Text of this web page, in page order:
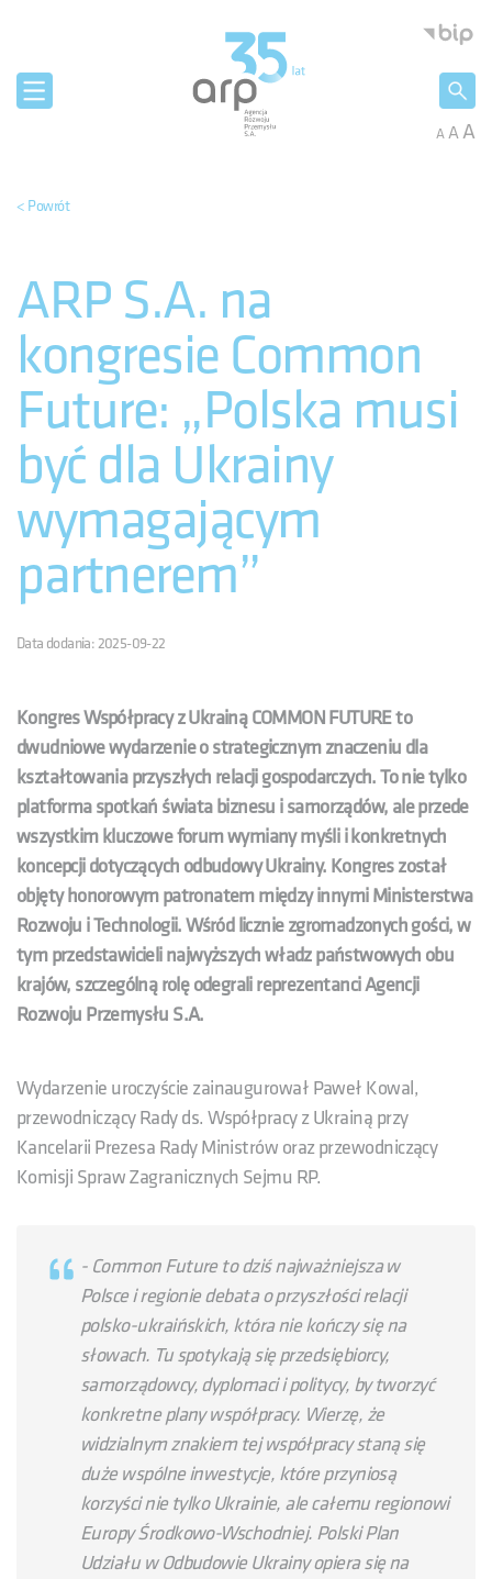
AAA
< Powrót
ARP S.A. na
kongresie Common
Future: „Polska musi
być dla Ukrainy
wymagającym
partnerem”
Data dodania: 2025-09-22
Kongres Współpracy z Ukrainą COMMON FUTURE to
dwudniowe wydarzenie o strategicznym znaczeniu dla
kształtowania przyszłych relacji gospodarczych. To nie tylko
platforma spotkań świata biznesu i samorządów, ale przede
wszystkim kluczowe forum wymiany myśli i konkretnych
koncepcji dotyczących odbudowy Ukrainy. Kongres został
objęty honorowym patronatem między innymi Ministerstwa
Rozwoju i Technologii. Wśród licznie zgromadzonych gości, w
tym przedstawicieli najwyższych władz państwowych obu
krajów, szczególną rolę odegrali reprezentanci Agencji
Rozwoju Przemysłu S.A.
Wydarzenie uroczyście zainaugurował Paweł Kowal,
przewodniczący Rady ds. Współpracy z Ukrainą przy
Kancelarii Prezesa Rady Ministrów oraz przewodniczący
Komisji Spraw Zagranicznych Sejmu RP.
- Common Future to dziś najważniejsza w
Polsce i regionie debata o przyszłości relacji
polsko-ukraińskich, która nie kończy się na
słowach. Tu spotykają się przedsiębiorcy,
samorządowcy, dyplomaci i politycy, by tworzyć
konkretne plany współpracy. Wierzę, że
widzialnym znakiem tej współpracy staną się
duże wspólne inwestycje, które przyniosą
korzyści nie tylko Ukrainie, ale całemu regionowi
Europy Środkowo-Wschodniej. Polski Plan
Udziału w Odbudowie Ukrainy opiera się na